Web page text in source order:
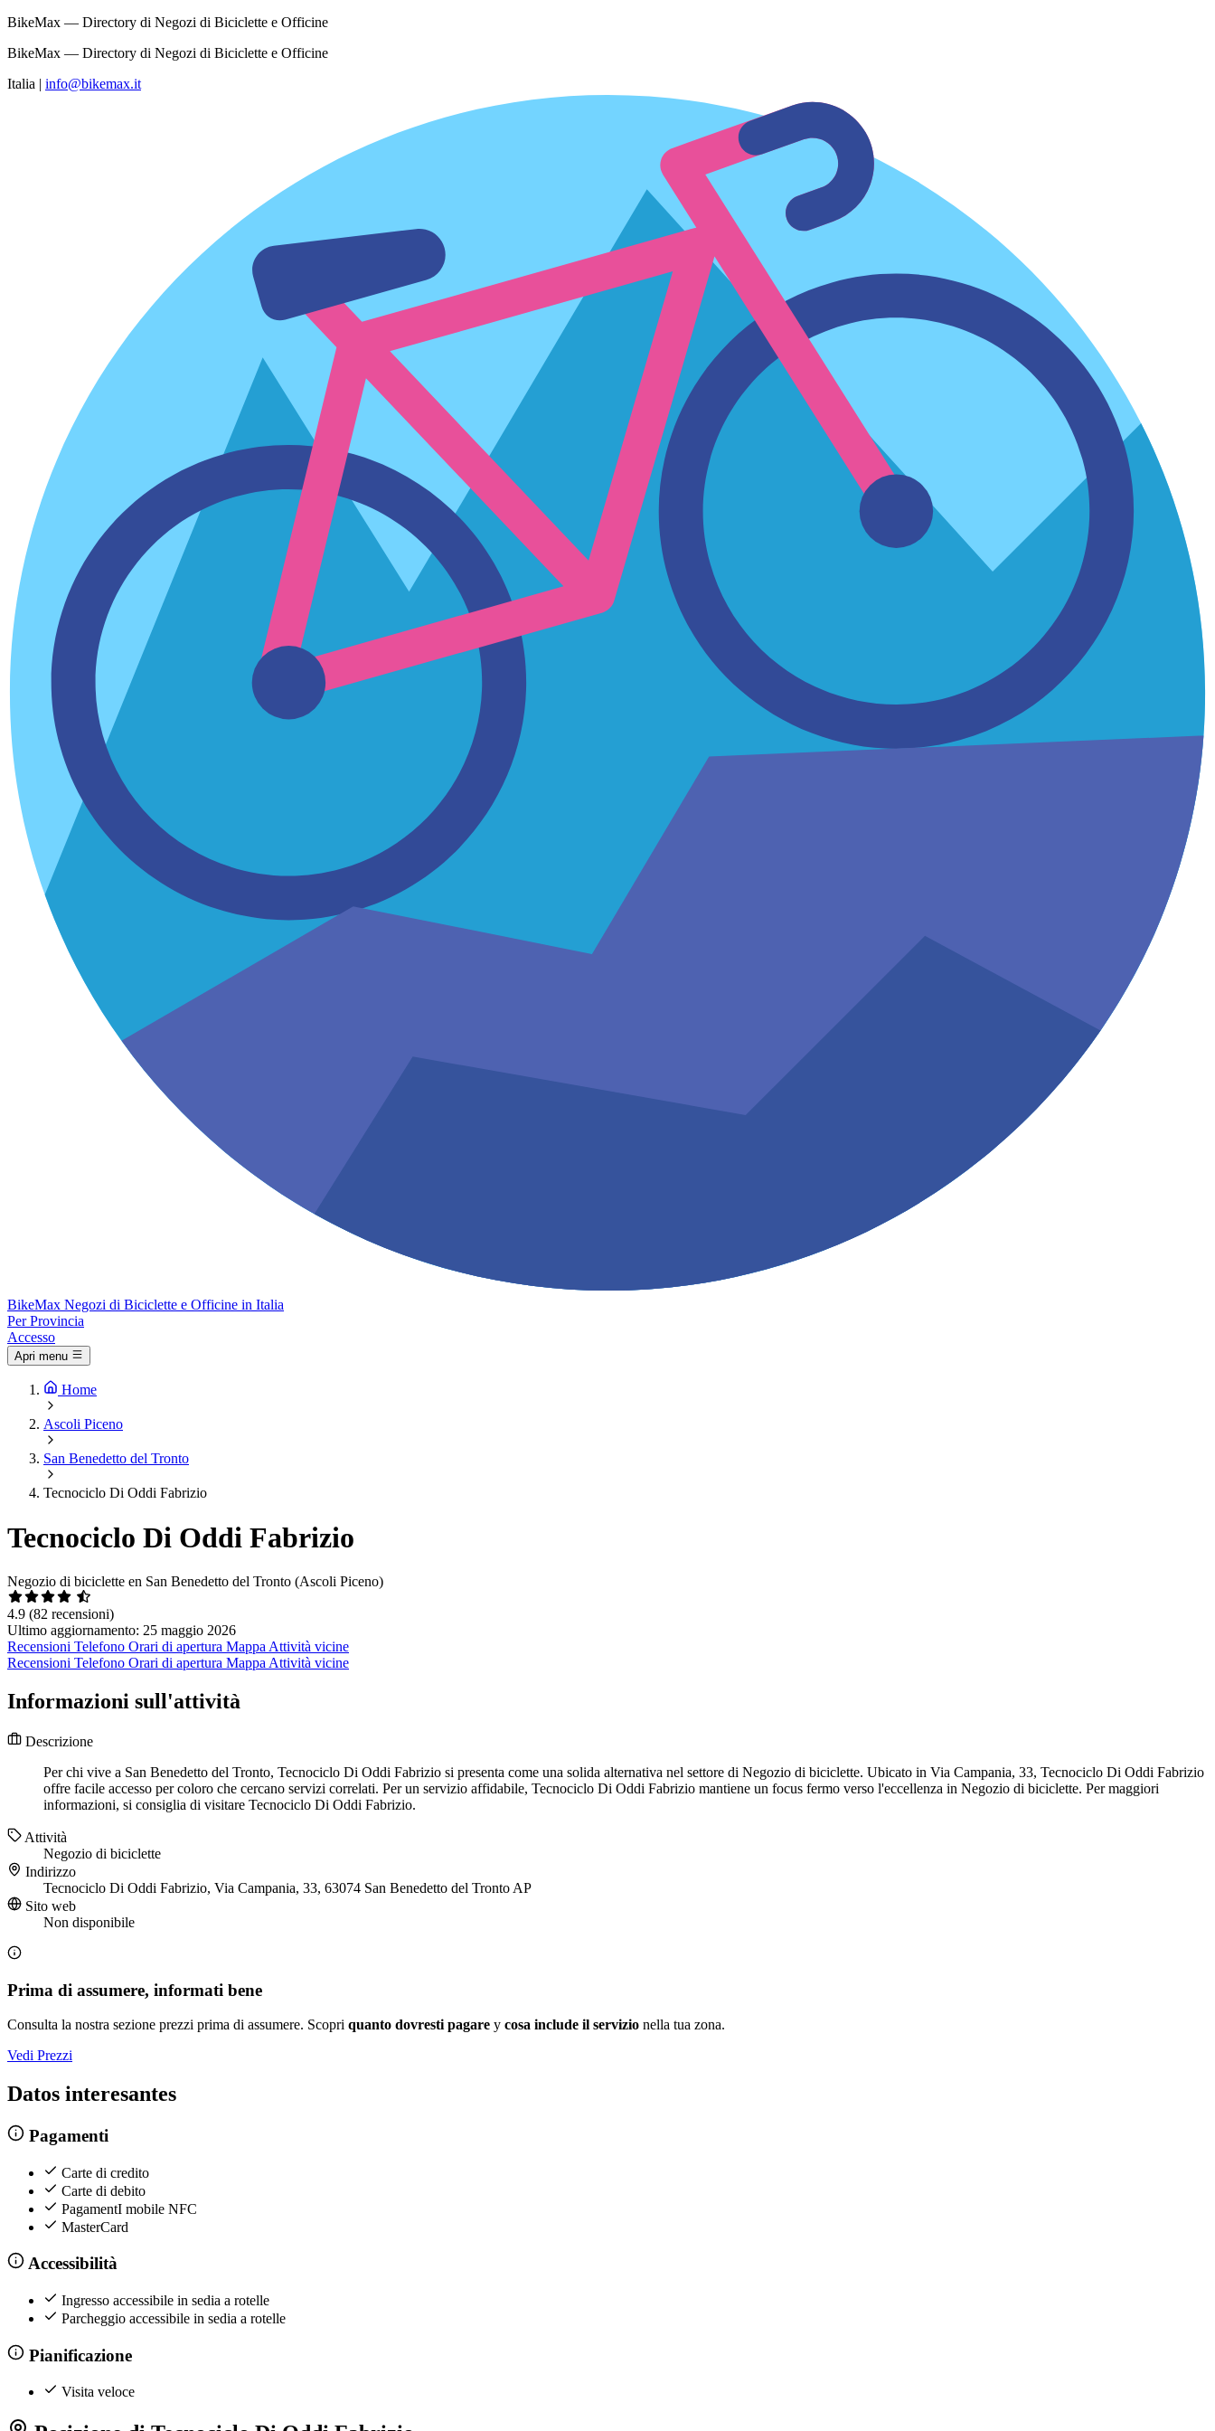
BikeMax — Directory di Negozi di Biciclette e Officine
BikeMax — Directory di Negozi di Biciclette e Officine
Italia | info@bikemax.it
BikeMax Negozi di Biciclette e Officine in Italia
Per Provincia
Accesso
Apri menu
Home
Ascoli Piceno
San Benedetto del Tronto
Tecnociclo Di Oddi Fabrizio
Tecnociclo Di Oddi Fabrizio
Negozio di biciclette en San Benedetto del Tronto (Ascoli Piceno)
4.9 (82 recensioni)
Ultimo aggiornamento: 25 maggio 2026
Recensioni Telefono Orari di apertura Mappa Attività vicine
Recensioni Telefono Orari di apertura Mappa Attività vicine
Informazioni sull'attività
Descrizione
Per chi vive a San Benedetto del Tronto, Tecnociclo Di Oddi Fabrizio si presenta come una solida alternativa nel settore di Negozio di biciclette. Ubicato in Via Campania, 33, Tecnociclo Di Oddi Fabrizio
offre facile accesso per coloro che cercano servizi correlati. Per un servizio affidabile, Tecnociclo Di Oddi Fabrizio mantiene un focus fermo verso l'eccellenza in Negozio di biciclette. Per maggiori
informazioni, si consiglia di visitare Tecnociclo Di Oddi Fabrizio.
Attività
Negozio di biciclette
Indirizzo
Tecnociclo Di Oddi Fabrizio, Via Campania, 33, 63074 San Benedetto del Tronto AP
Sito web
Non disponibile
Prima di assumere, informati bene
Consulta la nostra sezione prezzi prima di assumere. Scopri quanto dovresti pagare y cosa include il servizio nella tua zona.
Vedi Prezzi
Datos interesantes
Pagamenti
Carte di credito
Carte di debito
PagamentI mobile NFC
MasterCard
Accessibilità
Ingresso accessibile in sedia a rotelle
Parcheggio accessibile in sedia a rotelle
Pianificazione
Visita veloce